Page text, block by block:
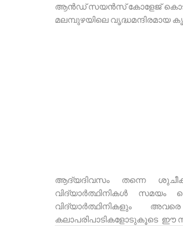
ആൻഡ് സയൻസ് കോളേജ്
മലമ്പുഴയിലെ വൃദ്ധമന്ദിരമായ
ആദ്യദിവസം തന്നെ
വിദ്യാർത്ഥിനികൾ സമയം
വിദ്യാർത്ഥിനികളും
കലാപരിപാടികളോടുകൂടെ ഈ